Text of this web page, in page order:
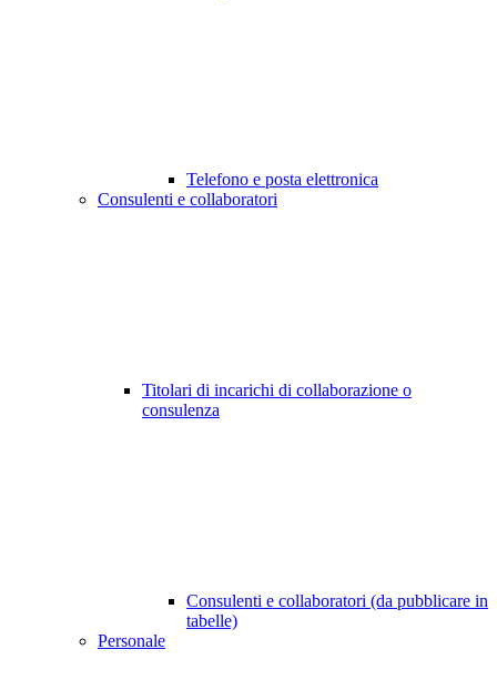
Telefono e posta elettronica
Consulenti e collaboratori
Titolari di incarichi di collaborazione o
consulenza
Consulenti e collaboratori (da pubblicare in
tabelle)
Personale